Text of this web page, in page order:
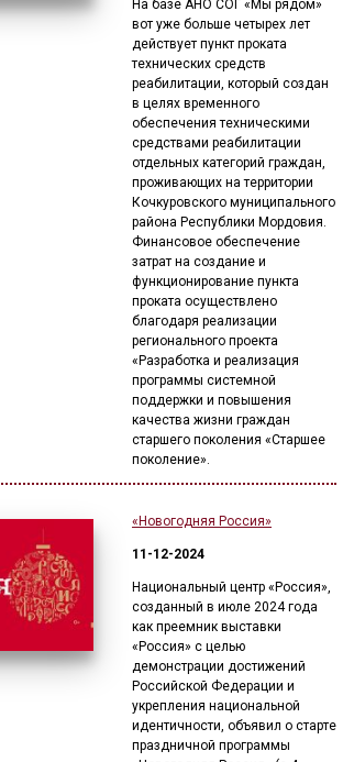
На базе АНО СОГ «Мы рядом»
вот уже больше четырех лет
действует пункт проката
технических средств
реабилитации, который создан
в целях временного
обеспечения техническими
средствами реабилитации
отдельных категорий граждан,
проживающих на территории
Кочкуровского муниципального
района Республики Мордовия.
Финансовое обеспечение
затрат на создание и
функционирование пункта
проката осуществлено
благодаря реализации
регионального проекта
«Разработка и реализация
программы системной
поддержки и повышения
качества жизни граждан
старшего поколения «Старшее
поколение».
«Новогодняя Россия»
11-12-2024
Национальный центр «Россия»,
созданный в июле 2024 года
как преемник выставки
«Россия» с целью
демонстрации достижений
Российской Федерации и
укрепления национальной
идентичности, объявил о старте
праздничной программы